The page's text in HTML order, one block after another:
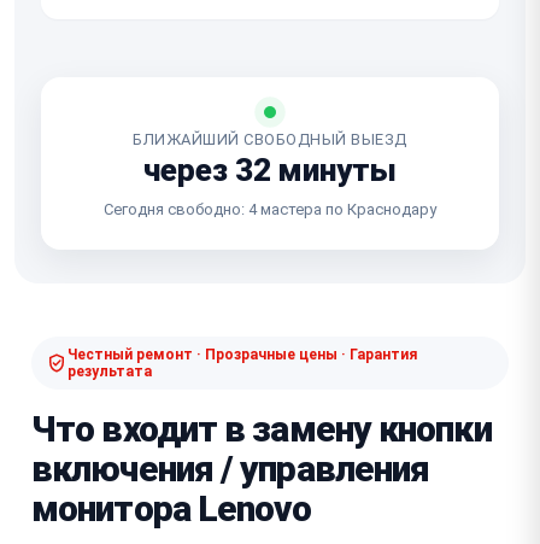
БЛИЖАЙШИЙ СВОБОДНЫЙ ВЫЕЗД
через 32 минуты
Сегодня свободно: 4 мастера по Краснодару
Честный ремонт · Прозрачные цены · Гарантия
результата
Что входит в замену кнопки
включения / управления
монитора Lenovo